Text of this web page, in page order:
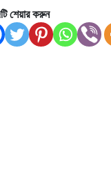
শেয়ার করুন